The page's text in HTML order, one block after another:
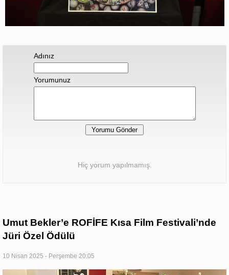
Adınız
Yorumunuz
Hiç yorum yapılmamış.
Umut Bekler’e ROFİFE Kısa Film Festivali’nde
Jüri Özel Ödülü
10 Nisan 2025 - Perşembe 20:05